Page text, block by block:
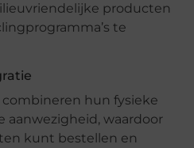
producten
te
hun fysieke
aanwezigheid, waardoor
kunt bestellen en